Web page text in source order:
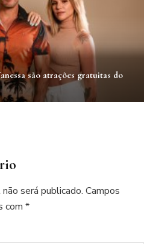
são atrações gratuitas do
será publicado. Campos
com *